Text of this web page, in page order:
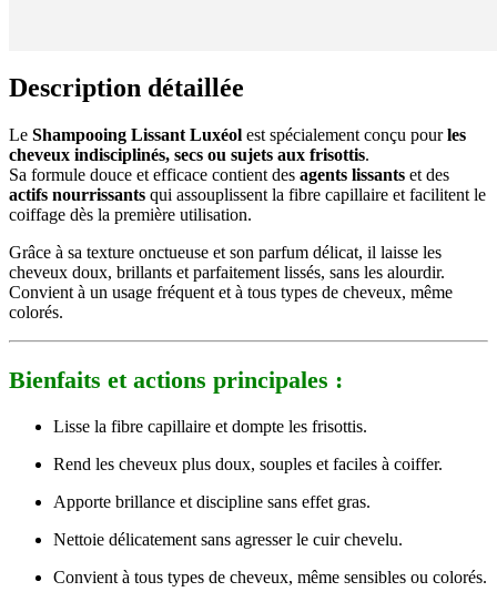
Description détaillée
Le Shampooing Lissant Luxéol est spécialement conçu pourles
cheveux indisciplinés, secs ou sujets aux frisottis.
Sa formule douce et efficace contient des agents lissants et des
actifs nourrissants qui assouplissent la fibre capillaire et facilitent le
coiffage dès la première utilisation.
Grâce à sa texture onctueuse et son parfum délicat, il laisse les
cheveux doux, brillants et parfaitement lissés, sans les alourdir.
Convient à un usage fréquent et à tous types de cheveux, même
colorés.
Bienfaits et actions principales :
Lisse la fibre capillaire et dompte les frisottis.
Rend les cheveux plus doux, souples et faciles à coiffer.
Apporte brillance et discipline sans effet gras.
Nettoie délicatement sans agresser le cuir chevelu.
Convient à tous types de cheveux, même sensibles ou colorés.